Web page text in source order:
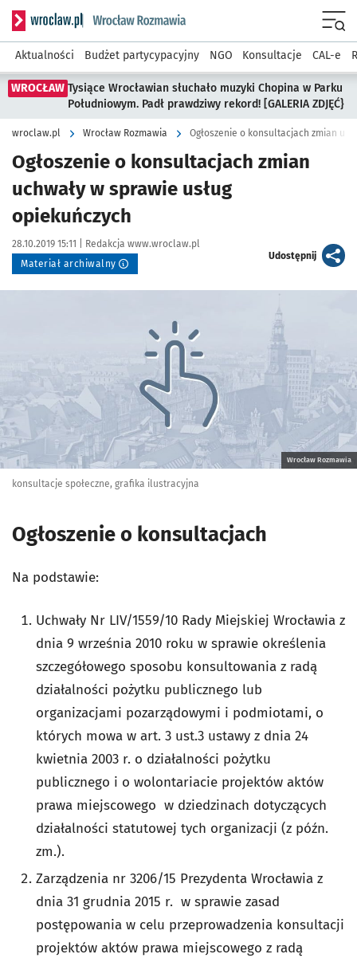
Serwis informacyjny wroclaw.pl podserwis: Rozmawia
Aktualności Budżet partycypacyjny NGO Konsultacje CAL-e
WROCŁAW Tysiące Wrocławian słuchało muzyki Chopina w Parku
Południowym. Padł prawdziwy rekord! [GALERIA ZDJĘĆ}
wroclaw.pl Wrocław Rozmawia Ogłoszenie o konsultacjach zmian
Ogłoszenie o konsultacjach zmian
uchwały w sprawie usług
opiekuńczych
Data publikacji:
28.10.2019 15:11 | Autor:
Redakcja www.wroclaw.pl
Materiał archiwalny
Udostępnijartykuł
Wrocław Rozmawia
konsultacje społeczne, grafika ilustracyjna
Ogłoszenie o konsultacjach
Na podstawie:
Uchwały Nr LIV/1559/10 Rady Miejskiej Wrocławia z
dnia 9 września 2010 roku w sprawie określenia
szczegółowego sposobu konsultowania z radą
działalności pożytku publicznego lub
organizacjami pozarządowymi i podmiotami, o
których mowa w art. 3 ust.3 ustawy z dnia 24
kwietnia 2003 r. o działalności pożytku
publicznego i o wolontariacie projektów aktów
prawa miejscowego w dziedzinach dotyczących
działalności statutowej tych organizacji (z późn.
zm.).
Zarządzenia nr 3206/15 Prezydenta Wrocławia z
dnia 31 grudnia 2015 r. w sprawie zasad
postępowania w celu przeprowadzenia konsultacji
projektów aktów prawa miejscowego z radą